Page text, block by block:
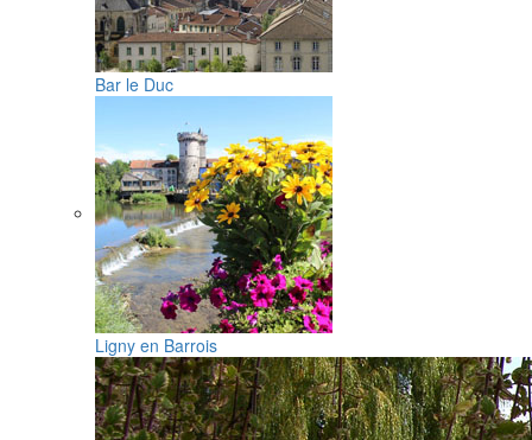
Bar le Duc
Ligny en Barrois